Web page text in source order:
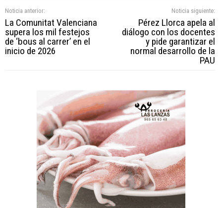
Noticia anterior:
La Comunitat Valenciana
supera los mil festejos
de ‘bous al carrer’ en el
inicio de 2026
Noticia siguiente:
Pérez Llorca apela al
diálogo con los docentes
y pide garantizar el
normal desarrollo de la
PAU